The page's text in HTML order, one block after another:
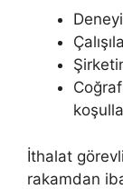
İthalat
rakamdan